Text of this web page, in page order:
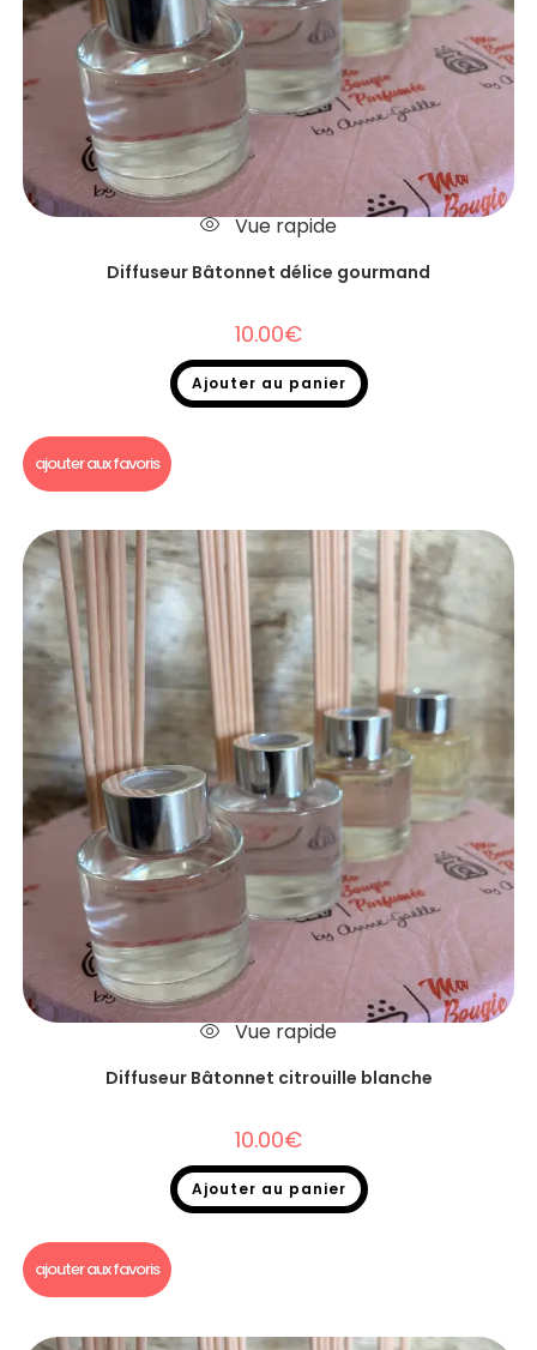
Vue rapide
Diffuseur Bâtonnet délice gourmand
10.00€
Ajouter au panier
ajouter aux favoris
Vue rapide
Diffuseur Bâtonnet citrouille blanche
10.00€
Ajouter au panier
ajouter aux favoris